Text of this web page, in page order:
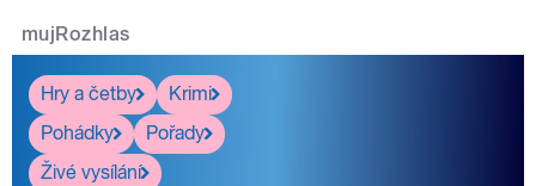
mujRozhlas
Hry a četby
Krimi
Pohádky
Pořady
Živé vysílání